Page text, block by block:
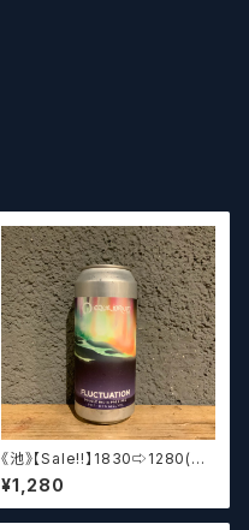
《池》【Sale‼︎】1830⇨1280(3
0%off) Equilibrium Brewer
y Fluctuation DIPA【クラフト
ビール】
¥1,280